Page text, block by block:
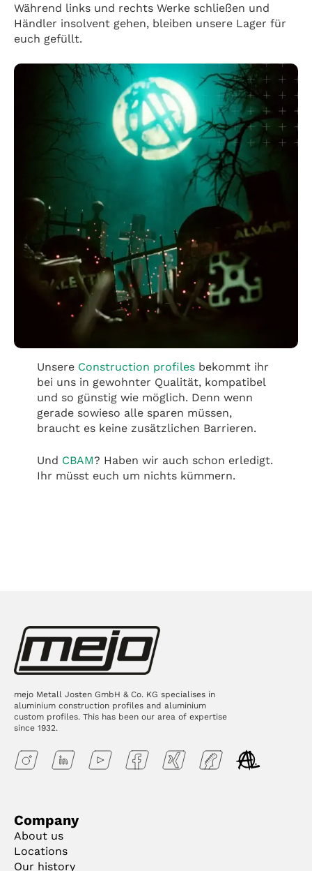
Während links und rechts Werke schließen und
Händler insolvent gehen, bleiben unsere Lager für
euch gefüllt.
Unsere Construction profilesbekommt ihr
bei uns in gewohnter Qualität, kompatibel
und so günstig wie möglich. Denn wenn
gerade sowieso alle sparen müssen,
braucht es keine zusätzlichen Barrieren.
Und CBAM? Haben wir auch schon erledigt.
Ihr müsst euch um nichts kümmern.
mejo Metall Josten GmbH & Co. KG specialises in
aluminium construction profiles and aluminium
custom profiles. This has been our area of expertise
since 1932.
Company
About us
Locations
Our history